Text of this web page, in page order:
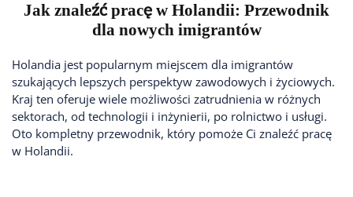
Jak znaleźć pracę w Holandii: Przewodnik
dla nowych imigrantów
Holandia jest popularnym miejscem dla imigrantów
szukających lepszych perspektyw zawodowych i życiowych.
Kraj ten oferuje wiele możliwości zatrudnienia w różnych
sektorach, od technologii i inżynierii, po rolnictwo i usługi.
Oto kompletny przewodnik, który pomoże Ci znaleźć pracę
w Holandii.